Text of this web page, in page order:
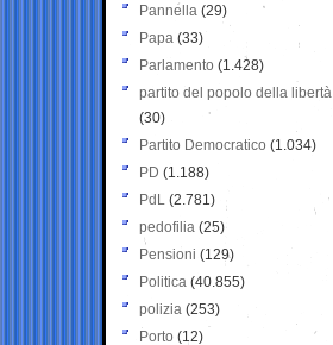
Pannella (29)
Papa (33)
Parlamento (1.428)
partito del popolo della libertà
(30)
Partito Democratico (1.034)
PD (1.188)
PdL (2.781)
pedofilia (25)
Pensioni (129)
Politica (40.855)
polizia (253)
Porto (12)